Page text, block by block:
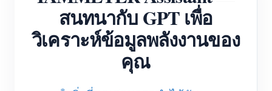
มิเตอร์พลังงาน Wi-Fi สามเฟส (WEM3046T)
มิเตอร์พลังงาน Wi-Fi สามเฟส (WEM3050T)
ตัวควบคุมกำลัง WiFi
IAMMETER Cloud Pro
สนทนากับ GPT เพื่อ
วิเคราะห์ข้อมูลพลังงานของ
คุณ